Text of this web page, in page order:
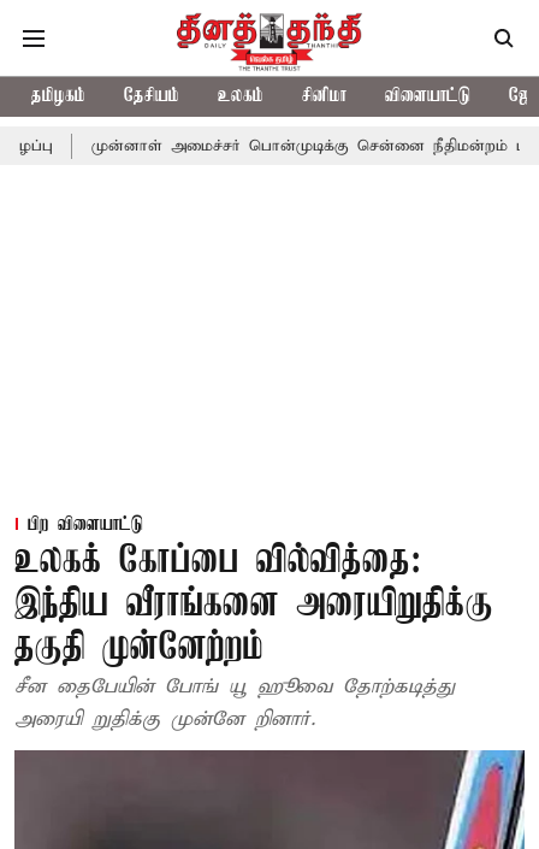
தமிழகம் தேசியம் உலகம் சினிமா விளையாட்டு
அமைச்சர் பொன்முடிக்கு சென்னை நீதிமன்றம் பிடிவாராண்ட்
பிற விளையாட்டு
உலகக் கோப்பை வில்வித்தை:
இந்திய வீராங்கனை அரையிறுதிக்கு
தகுதி முன்னேற்றம்
சீன தைபேயின் போங் யூ ஹூவை தோற்கடித்து
அரையி றுதிக்கு முன்னே றினார்.